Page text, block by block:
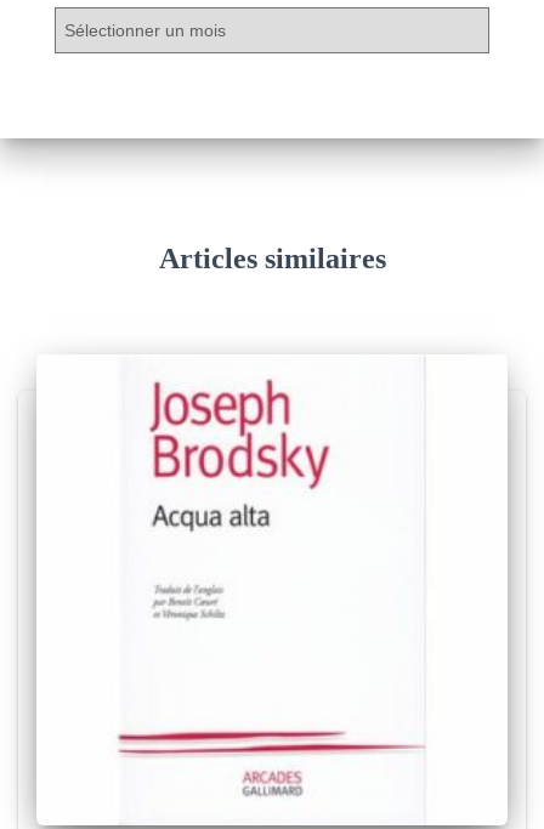
v
Articles similaires